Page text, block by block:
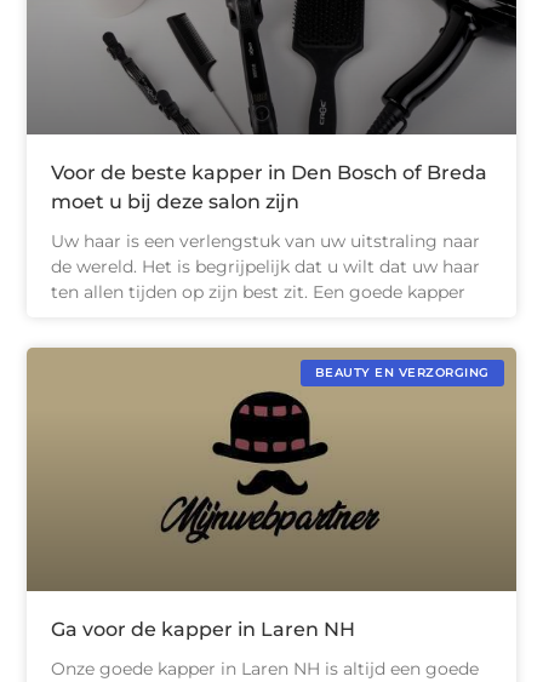
Voor de beste kapper in Den Bosch of Breda
moet u bij deze salon zijn
Uw haar is een verlengstuk van uw uitstraling naar
de wereld. Het is begrijpelijk dat u wilt dat uw haar
ten allen tijden op zijn best zit. Een goede kapper
BEAUTY EN VERZORGING
Ga voor de kapper in Laren NH
Onze goede kapper in Laren NH is altijd een goede